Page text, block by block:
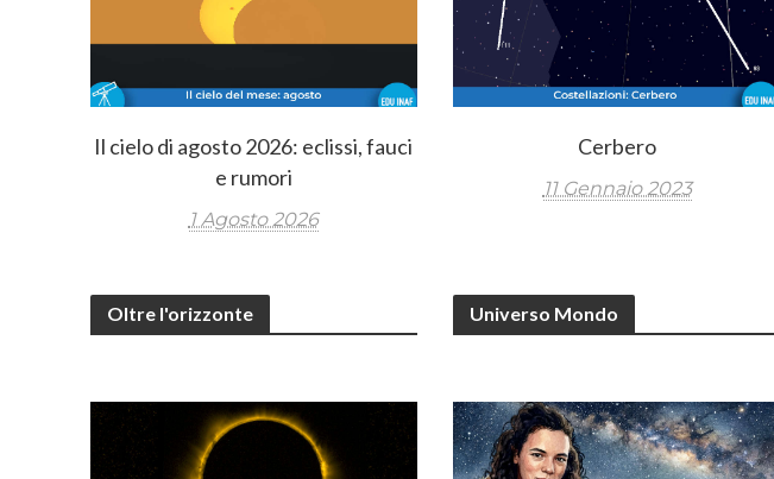
Il cielo di agosto 2026: eclissi, fauci
e rumori
1 Agosto 2026
Cerbero
11 Gennaio 2023
Oltre l'orizzonte Universo Mondo